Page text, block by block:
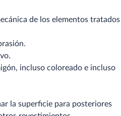
de los elementos tratados
incluso coloreado e incluso
la superficie para posteriores